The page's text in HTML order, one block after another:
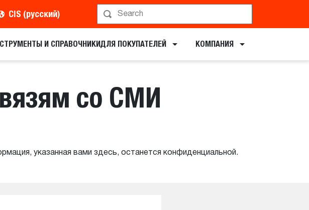
CIS (русский)
И СПРАВОЧНИКИ​ДЛЯ ПОКУПАТЕЛЕЙ КОМПАНИЯ
со СМИ
указанная вами здесь, останется конфиденциальной.